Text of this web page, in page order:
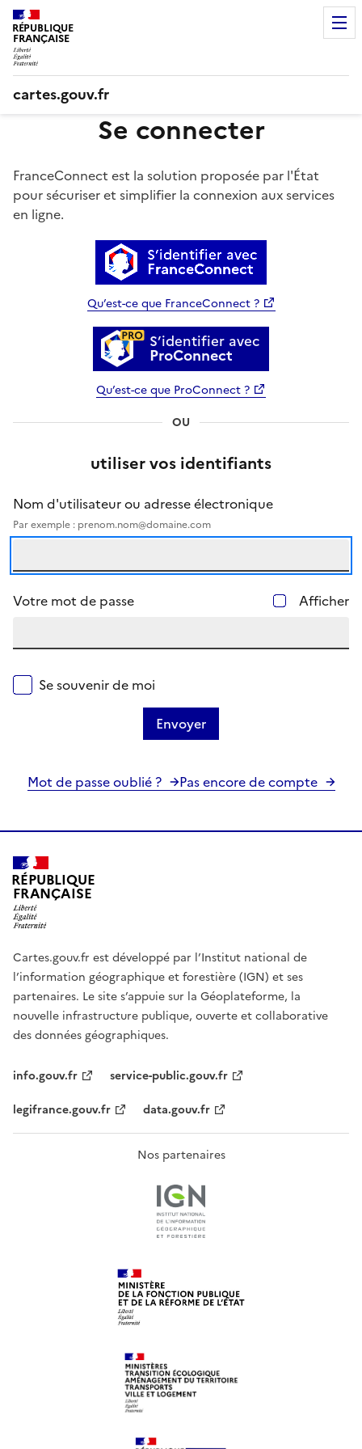
RÉPUBLIQUE
FRANÇAISE
cartes.gouv.fr
Se connecter
FranceConnect est la solution proposée par l'État
pour sécuriser et simplifier la connexion aux services
en ligne.
S’identifier avec
FranceConnect
Qu’est-ce que FranceConnect ?
S’identifier avec
ProConnect
Qu’est-ce que ProConnect ?
OU
utiliser vos identifiants
Nom d'utilisateur ou adresse électronique
Par exemple : prenom.nom@domaine.com
Votre mot de passe Afficher
Se souvenir de moi
Envoyer
Mot de passe oublié ? Pas encore de compte
RÉPUBLIQUE
FRANÇAISE
Cartes.gouv.fr est développé par l’Institut national de
l’information géographique et forestière (IGN) et ses
partenaires. Le site s’appuie sur la Géoplateforme, la
nouvelle infrastructure publique, ouverte et collaborative
des données géographiques.
info.gouv.fr
service-public.gouv.fr
legifrance.gouv.fr
data.gouv.fr
Nos partenaires